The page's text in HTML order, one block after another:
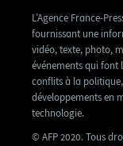
L’Agence France-
fournissant une
vidéo, texte, photo,
événements qui font
conflits à la
développements en
technologie.
© AFP 2020. Tous